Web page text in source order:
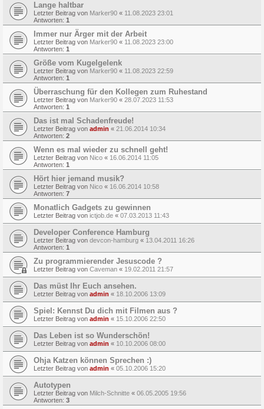
Lange haltbar
Letzter Beitrag von Marker90 « 11.08.2023 23:01
Antworten: 1
Immer nur Ärger mit der Arbeit
Letzter Beitrag von Marker90 « 11.08.2023 23:00
Antworten: 1
Größe vom Kugelgelenk
Letzter Beitrag von Marker90 « 11.08.2023 22:59
Antworten: 1
Überraschung für den Kollegen zum Ruhestand
Letzter Beitrag von Marker90 « 28.07.2023 11:53
Antworten: 1
Das ist mal Schadenfreude!
Letzter Beitrag von admin « 21.06.2014 10:34
Antworten: 2
Wenn es mal wieder zu schnell geht!
Letzter Beitrag von Nico « 16.06.2014 11:05
Antworten: 1
Hört hier jemand musik?
Letzter Beitrag von Nico « 16.06.2014 10:58
Antworten: 7
Monatlich Gadgets zu gewinnen
Letzter Beitrag von ictjob.de « 07.03.2013 11:43
Developer Conference Hamburg
Letzter Beitrag von devcon-hamburg « 13.04.2011 16:26
Antworten: 1
Zu programmierender Jesuscode ?
Letzter Beitrag von Caveman « 19.02.2011 21:57
Das müst Ihr Euch ansehen.
Letzter Beitrag von admin « 18.10.2006 13:09
Spiel: Kennst Du dich mit Filmen aus ?
Letzter Beitrag von admin « 15.10.2006 22:50
Das Leben ist so Wunderschön!
Letzter Beitrag von admin « 10.10.2006 08:00
Ohja Katzen können Sprechen :)
Letzter Beitrag von admin « 05.10.2006 15:20
Autotypen
Letzter Beitrag von Milch-Schnitte « 06.05.2005 19:56
Antworten: 3